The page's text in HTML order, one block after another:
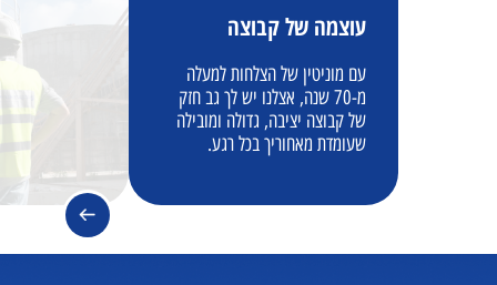
עוצמה של קבוצה
עם מוניטין של הצלחות למעלה
מ-70 שנה, אצלנו יש לך גב חזק
של קבוצה יציבה, גדולה ומובילה
שעומדת מאחוריך בכל רגע.